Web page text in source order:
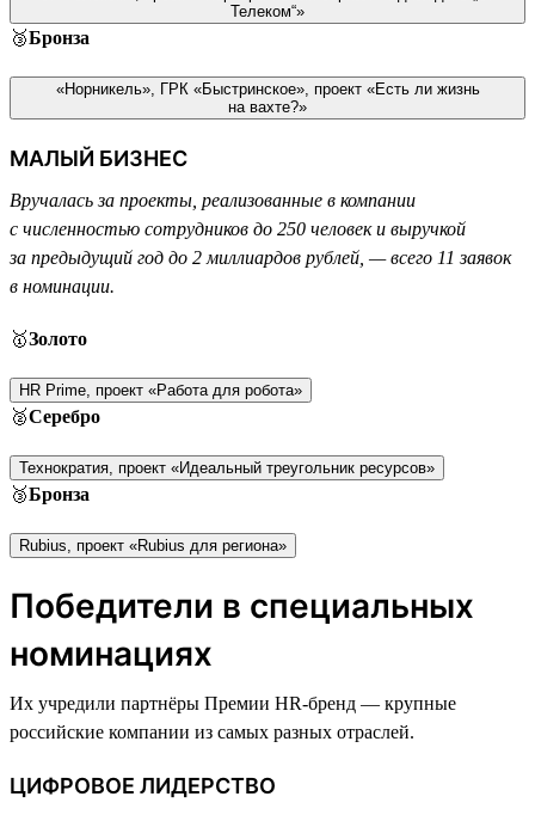
Телеком“»
🥉Бронза
«Норникель», ГРК «Быстринское», проект «Есть ли жизнь
на вахте?»
МАЛЫЙ БИЗНЕС
Вручалась за проекты, реализованные в компании
с численностью сотрудников до 250 человек и выручкой
за предыдущий год до 2 миллиардов рублей, — всего 11 заявок
в номинации.
🥇Золото
HR Prime, проект «Работа для робота»
🥈Серебро
Технократия, проект «Идеальный треугольник ресурсов»
🥉Бронза
Rubius, проект «Rubius для региона»
Победители в специальных
номинациях
Их учредили партнёры Премии HR-бренд — крупные
российские компании из самых разных отраслей.
ЦИФРОВОЕ ЛИДЕРСТВО